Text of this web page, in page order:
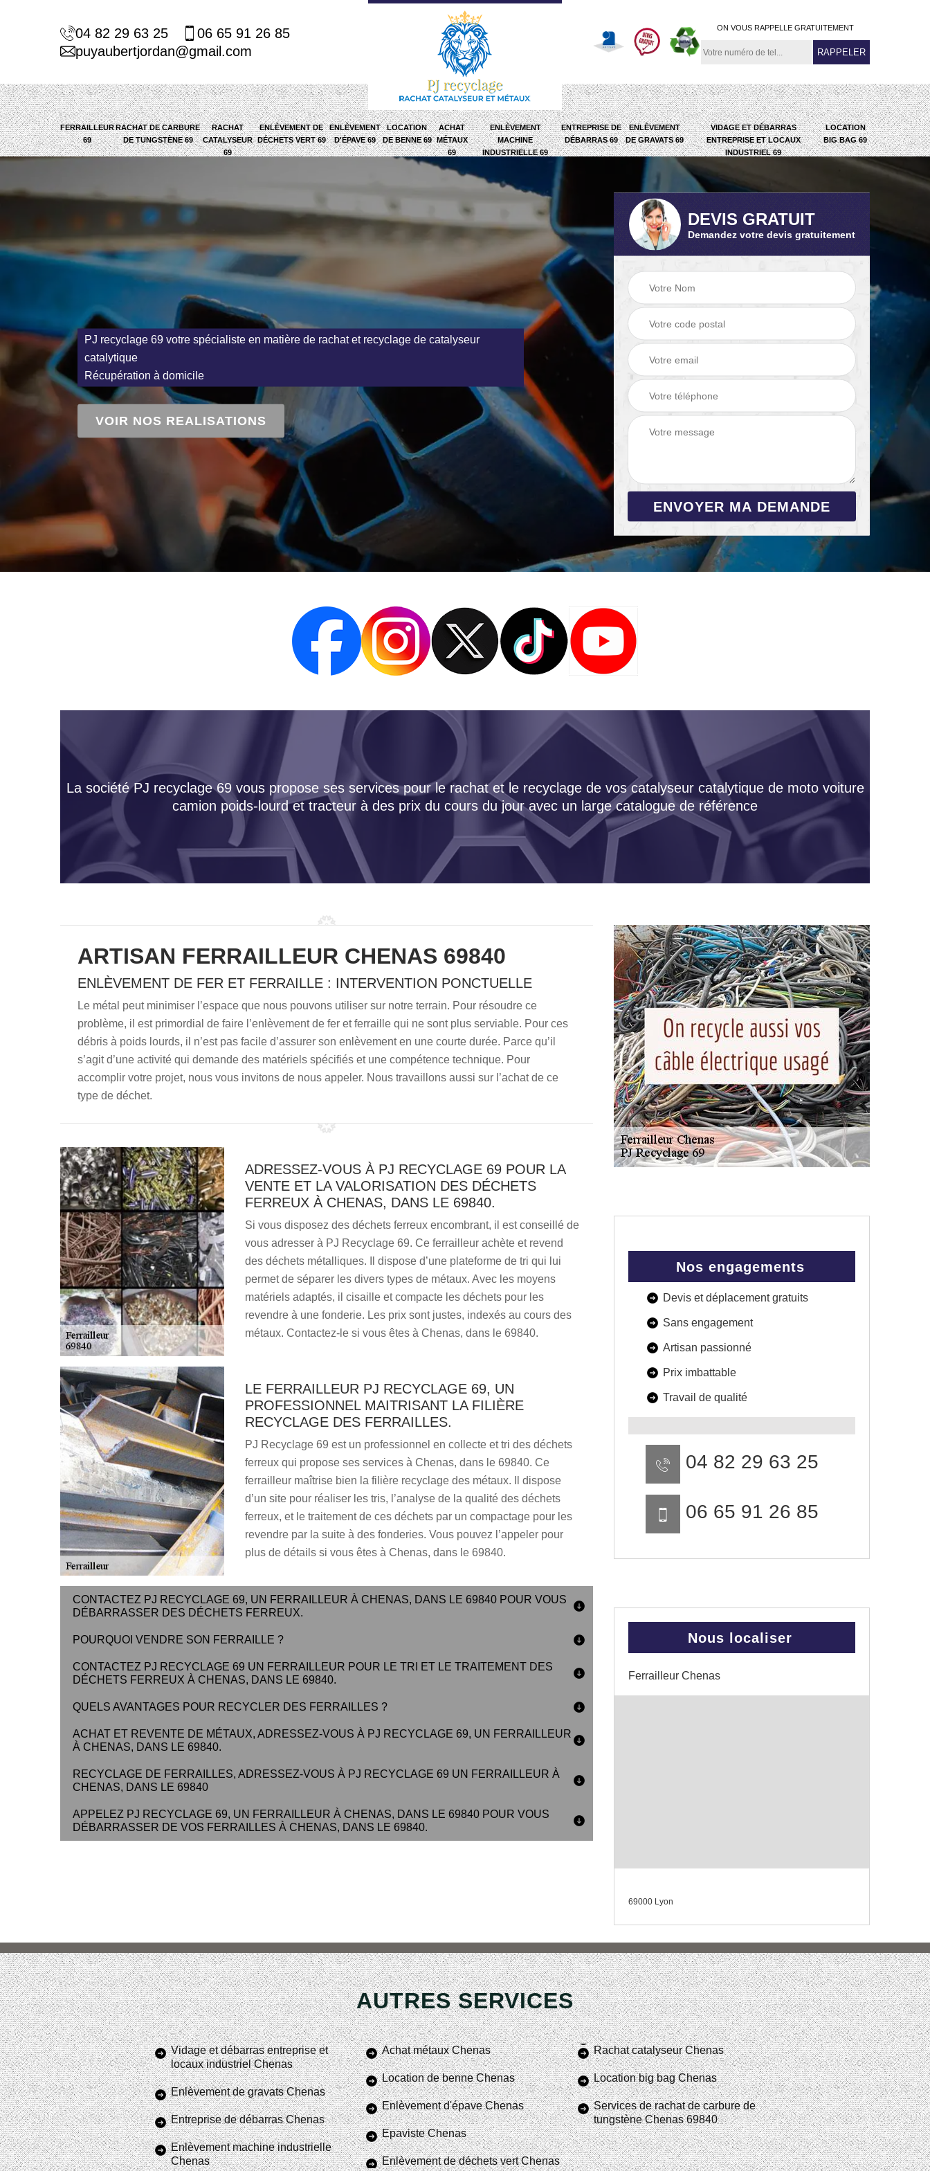
04 82 29 63 25
06 65 91 26 85
puyaubertjordan@gmail.com
ON VOUS RAPPELLE GRATUITEMENT
FERRAILLEUR
69
RACHAT DE CARBURE
DE TUNGSTÈNE 69
RACHAT
CATALYSEUR
69
ENLÈVEMENT DE
DÉCHETS VERT 69
ENLÈVEMENT
D'ÉPAVE 69
LOCATION
DE BENNE 69
ACHAT
MÉTAUX
69
ENLÈVEMENT
MACHINE
INDUSTRIELLE 69
ENTREPRISE DE
DÉBARRAS 69
ENLÈVEMENT
DE GRAVATS 69
VIDAGE ET DÉBARRAS
ENTREPRISE ET LOCAUX
INDUSTRIEL 69
LOCATION
BIG BAG 69
PJ recyclage 69 votre spécialiste en matière de rachat et recyclage de catalyseur
catalytique
Récupération à domicile
VOIR NOS REALISATIONS
DEVIS GRATUIT
Demandez votre devis gratuitement
La société PJ recyclage 69 vous propose ses services pour le rachat et le recyclage de vos catalyseur catalytique de moto voiture
camion poids-lourd et tracteur à des prix du cours du jour avec un large catalogue de référence
ARTISAN FERRAILLEUR CHENAS 69840
ENLÈVEMENT DE FER ET FERRAILLE : INTERVENTION PONCTUELLE
Le métal peut minimiser l’espace que nous pouvons utiliser sur notre terrain. Pour résoudre ce
problème, il est primordial de faire l’enlèvement de fer et ferraille qui ne sont plus serviable. Pour ces
débris à poids lourds, il n’est pas facile d’assurer son enlèvement en une courte durée. Parce qu’il
s’agit d’une activité qui demande des matériels spécifiés et une compétence technique. Pour
accomplir votre projet, nous vous invitons de nous appeler. Nous travaillons aussi sur l’achat de ce
type de déchet.
ADRESSEZ-VOUS À PJ RECYCLAGE 69 POUR LA
VENTE ET LA VALORISATION DES DÉCHETS
FERREUX À CHENAS, DANS LE 69840.
Si vous disposez des déchets ferreux encombrant, il est conseillé de
vous adresser à PJ Recyclage 69. Ce ferrailleur achète et revend
des déchets métalliques. Il dispose d’une plateforme de tri qui lui
permet de séparer les divers types de métaux. Avec les moyens
matériels adaptés, il cisaille et compacte les déchets pour les
revendre à une fonderie. Les prix sont justes, indexés au cours des
métaux. Contactez-le si vous êtes à Chenas, dans le 69840.
LE FERRAILLEUR PJ RECYCLAGE 69, UN
PROFESSIONNEL MAITRISANT LA FILIÈRE
RECYCLAGE DES FERRAILLES.
PJ Recyclage 69 est un professionnel en collecte et tri des déchets
ferreux qui propose ses services à Chenas, dans le 69840. Ce
ferrailleur maîtrise bien la filière recyclage des métaux. Il dispose
d’un site pour réaliser les tris, l’analyse de la qualité des déchets
ferreux, et le traitement de ces déchets par un compactage pour les
revendre par la suite à des fonderies. Vous pouvez l’appeler pour
plus de détails si vous êtes à Chenas, dans le 69840.
CONTACTEZ PJ RECYCLAGE 69, UN FERRAILLEUR À CHENAS, DANS LE 69840 POUR VOUS
DÉBARRASSER DES DÉCHETS FERREUX.
POURQUOI VENDRE SON FERRAILLE ?
CONTACTEZ PJ RECYCLAGE 69 UN FERRAILLEUR POUR LE TRI ET LE TRAITEMENT DES
DÉCHETS FERREUX À CHENAS, DANS LE 69840.
QUELS AVANTAGES POUR RECYCLER DES FERRAILLES ?
ACHAT ET REVENTE DE MÉTAUX, ADRESSEZ-VOUS À PJ RECYCLAGE 69, UN FERRAILLEUR
À CHENAS, DANS LE 69840.
RECYCLAGE DE FERRAILLES, ADRESSEZ-VOUS À PJ RECYCLAGE 69 UN FERRAILLEUR À
CHENAS, DANS LE 69840
APPELEZ PJ RECYCLAGE 69, UN FERRAILLEUR À CHENAS, DANS LE 69840 POUR VOUS
DÉBARRASSER DE VOS FERRAILLES À CHENAS, DANS LE 69840.
Nos engagements
Devis et déplacement gratuits
Sans engagement
Artisan passionné
Prix imbattable
Travail de qualité
04 82 29 63 25
06 65 91 26 85
Nous localiser
Ferrailleur Chenas
69000 Lyon
AUTRES SERVICES
Vidage et débarras entreprise et
locaux industriel Chenas
Enlèvement de gravats Chenas
Entreprise de débarras Chenas
Enlèvement machine industrielle
Chenas
Achat métaux Chenas
Location de benne Chenas
Enlèvement d'épave Chenas
Epaviste Chenas
Enlèvement de déchets vert Chenas
Rachat catalyseur Chenas
Location big bag Chenas
Services de rachat de carbure de
tungstène Chenas 69840